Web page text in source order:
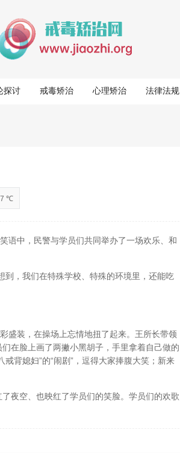
探讨 戒毒矫治 心理矫治 法律法规
℃
中，民警与学员们共同举办了一场欢乐、和
，我们在特殊学校、特殊的环境里，还能吃
装，在操场上忘情地扭了起来。王所长带领
在脸上画了两撇小黑胡子，手里拿着自己做的
背媳妇”的“闹剧”，逗得大家捧腹大笑；新来
夜空、也映红了学员们的笑脸。学员们的欢歌